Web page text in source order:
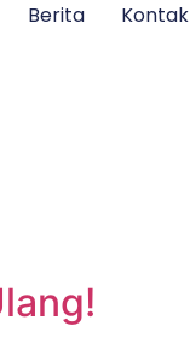
Berita Kontak